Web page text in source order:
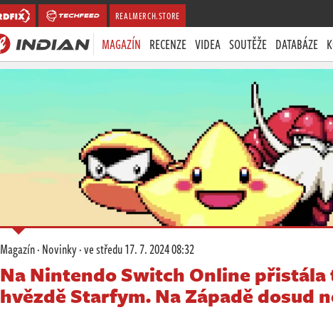
REALMERCH.STORE
MAGAZÍN RECENZE VIDEA SOUTĚŽE DATABÁZE
Magazín·Novinky·ve středu17. 7. 2024 08:32
Na Nintendo Switch Online
hvězdě Starfym. Na Západě dosud